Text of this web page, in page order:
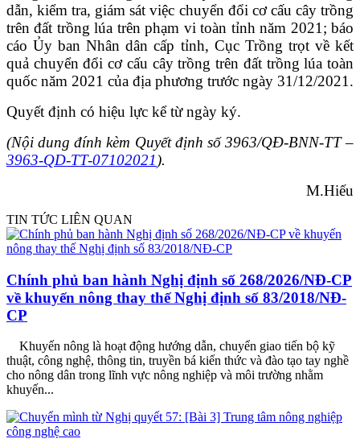
dẫn, kiểm tra, giám sát việc chuyển đổi cơ cấu cây trồng
trên đất trồng lúa trên phạm vi toàn tỉnh năm 2021; báo
cáo Ủy ban Nhân dân cấp tỉnh, Cục Trồng trọt về kết
quả chuyển đổi cơ cấu cây trồng trên đất trồng lúa toàn
quốc năm 2021 của địa phương trước ngày 31/12/2021.
Quyết định có hiệu lực kể từ ngày ký.
(Nội dung đính kèm Quyết định số 3963/QĐ-BNN-TT –
3963-QD-TT-07102021 ).
M.Hiếu
TIN TỨC LIÊN QUAN
Chính phủ ban hành Nghị định số 268/2026/NĐ-CP
về khuyến nông thay thế Nghị định số 83/2018/NĐ-
CP
Khuyến nông là hoạt động hướng dẫn, chuyển giao tiến bộ kỹ
thuật, công nghệ, thông tin, truyền bá kiến thức và đào tạo tay nghề
cho nông dân trong lĩnh vực nông nghiệp và môi trường nhằm
khuyến...